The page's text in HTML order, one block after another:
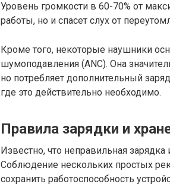
Уровень громкости в 60-70% от
работы, но и спасет слух от
Кроме того, некоторые наушники
шумоподавления (ANC). Она
но потребляет дополнительный
где это действительно необходимо.
Правила зарядки и
Известно, что неправильная
Соблюдение нескольких простых
сохранить работоспособность